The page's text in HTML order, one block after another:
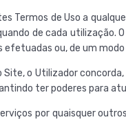
Termos de Uso a
de cada utilização.
ou, de um
o Utilizador
ter poderes para
por quaisquer